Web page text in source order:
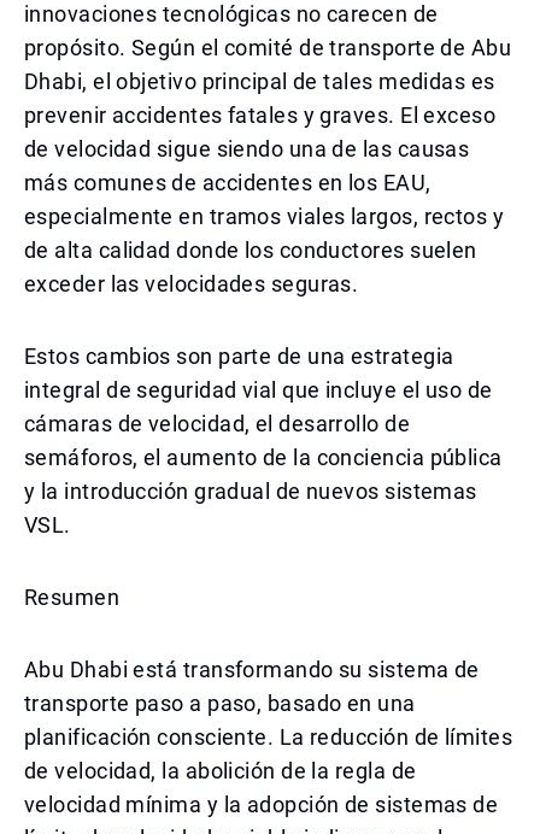
innovaciones tecnológicas no carecen de
propósito. Según el comité de transporte de Abu
Dhabi, el objetivo principal de tales medidas es
prevenir accidentes fatales y graves. El exceso
de velocidad sigue siendo una de las causas
más comunes de accidentes en los EAU,
especialmente en tramos viales largos, rectos y
de alta calidad donde los conductores suelen
exceder las velocidades seguras.
Estos cambios son parte de una estrategia
integral de seguridad vial que incluye el uso de
cámaras de velocidad, el desarrollo de
semáforos, el aumento de la conciencia pública
y la introducción gradual de nuevos sistemas
VSL.
Resumen
Abu Dhabi está transformando su sistema de
transporte paso a paso, basado en una
planificación consciente. La reducción de límites
de velocidad, la abolición de la regla de
velocidad mínima y la adopción de sistemas de